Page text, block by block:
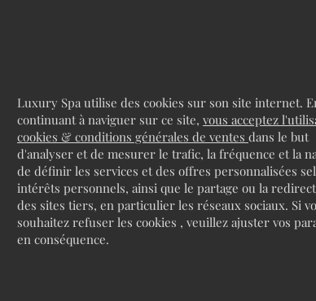
Luxury Spa utilise des cookies sur son site internet.
continuant à naviguer sur ce site, vous acceptez
cookies & conditions générales de ventes dans le but
d'analyser et de mesurer le trafic, la fréquence et la
de définir les services et des offres personnalisées
intérêts personnels, ainsi que le partage ou la
des sites tiers, en particulier les réseaux sociaux. Si
souhaitez refuser les cookies , veuillez ajuster vos
en conséquence.